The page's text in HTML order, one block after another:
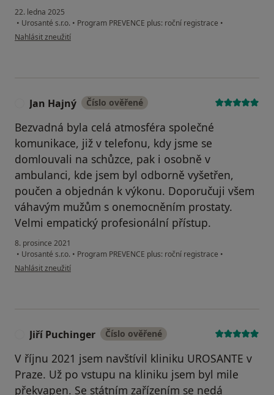
22. ledna 2025
• Urosanté s.r.o. • Program PREVENCE plus: roční registrace •
podle názoru uživatele Coufal Miroslav
Nahlásit zneužití
Jan Hajný Číslo ověřené
Bezvadná byla celá atmosféra společné
komunikace, již v telefonu, kdy jsme se
domlouvali na schůzce, pak i osobně v
ambulanci, kde jsem byl odborně vyšetřen,
poučen a objednán k výkonu. Doporučuji všem
váhavým mužům s onemocněním prostaty.
Velmi empatický profesionální přístup.
8. prosince 2021
• Urosanté s.r.o. • Program PREVENCE plus: roční registrace •
podle názoru uživatele Jan Hajný
Nahlásit zneužití
Jiří Puchinger Číslo ověřené
V říjnu 2021 jsem navštívil kliniku UROSANTE v
Praze. Už po vstupu na kliniku jsem byl mile
překvapen. Se státním zařízením se nedá